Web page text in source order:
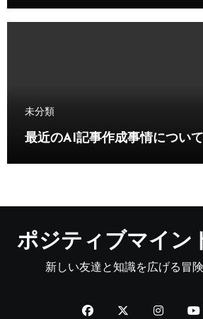
未分類
最近のAI記事作成事情につい
ポジティブマイン
新しい友達と知識を広げる冒